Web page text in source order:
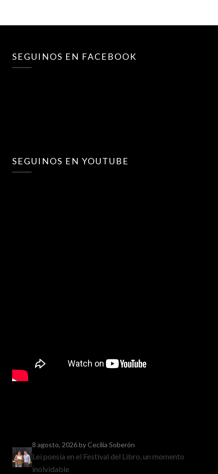
SEGUINOS EN FACEBOOK
SEGUINOS EN YOUTUBE
8 agosto, 2026by Cecilia Soberón
Leí poesía en el Festival del Libro, un momento
inolvidable